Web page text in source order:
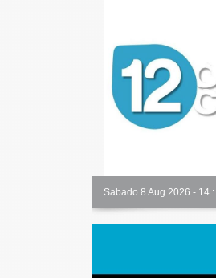
Sabado 8 Aug 2026 - 14 :